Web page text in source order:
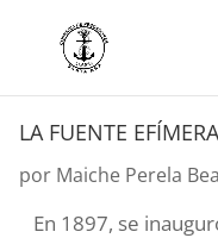
LA FUENTE EFÍMERA
por Maiche Perela
En 1897, se